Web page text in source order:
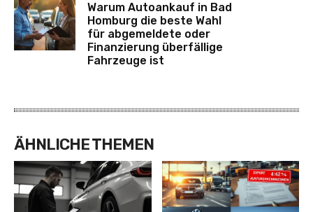
Warum Autoankauf in Bad
Homburg die beste Wahl
für abgemeldete oder
Finanzierung überfällige
Fahrzeuge ist
ÄHNLICHE THEMEN